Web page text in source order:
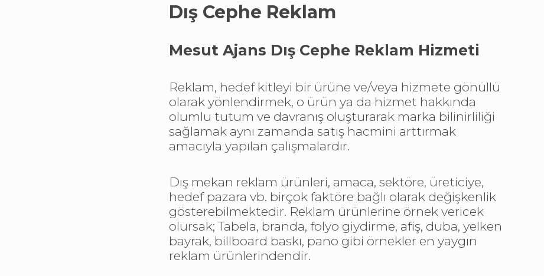
Dış Cephe Reklam
Mesut Ajans Dış Cephe Reklam Hizmeti
Reklam, hedef kitleyi bir ürüne ve/veya hizmete gönüllü
olarak yönlendirmek, o ürün ya da hizmet hakkında
olumlu tutum ve davranış oluşturarak marka bilinirliliği
sağlamak aynı zamanda satış hacmini arttırmak
amacıyla yapılan çalışmalardır.
Dış mekan reklam ürünleri, amaca, sektöre, üreticiye,
hedef pazara vb. birçok faktöre bağlı olarak değişkenlik
gösterebilmektedir. Reklam ürünlerine örnek vericek
olursak; Tabela, branda, folyo giydirme, afiş, duba, yelken
bayrak, billboard baskı, pano gibi örnekler en yaygın
reklam ürünlerindendir.